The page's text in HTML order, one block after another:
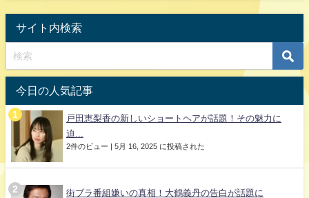
サイト内検索
今日の人気記事
戸田恵梨香の新しいショートヘアが話題！その魅力に
迫...
2件のビュー | 5月 16, 2025 に投稿された
街ブラ番組嫌いの真相！大鶴義丹の告白が話題に